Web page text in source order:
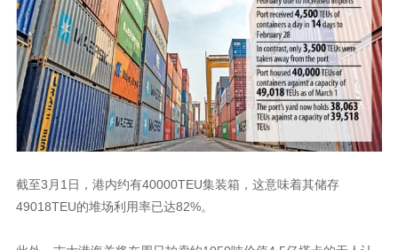
截至3月1日，港内约有40000TEU集装箱，这意味着其储存
49018TEU的堆场利用率已达82%。